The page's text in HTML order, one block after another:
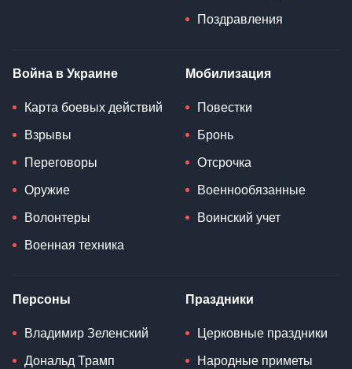
Поздравления
Война в Украине
Карта боевых действий
Взрывы
Переговоры
Оружие
Волонтеры
Военная техника
Мобилизация
Повестки
Бронь
Отсрочка
Военнообязанные
Воинский учет
Персоны
Владимир Зеленский
Дональд Трамп
Праздники
Церковные праздники
Народные приметы